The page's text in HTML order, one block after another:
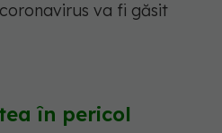
va fi găsit
în pericol